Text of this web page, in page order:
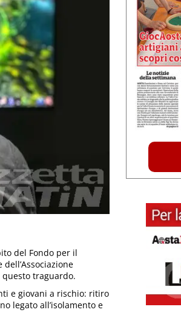
del Fondo per il
traguardo.
e giovani a rischio: ritiro
legato all’isolamento e